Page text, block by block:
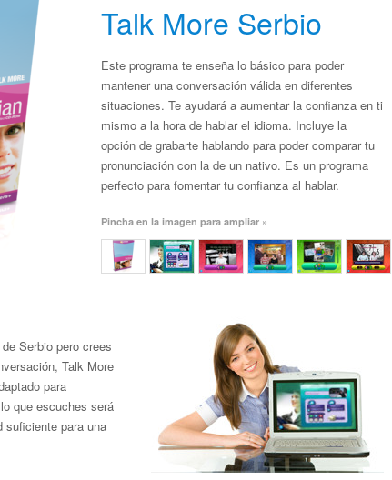
Talk More Serbio
Este programa te enseña lo básico para poder
mantener una conversación válida en diferentes
situaciones. Te ayudará a aumentar la confianza en ti
mismo a la hora de hablar el idioma. Incluye la
opción de grabarte hablando para poder comparar tu
pronunciación con la de un nativo. Es un programa
perfecto para fomentar tu confianza al hablar.
Pincha en la imagen para ampliar »
Serbio pero crees
Talk More
para
que escuches será
suficiente para una